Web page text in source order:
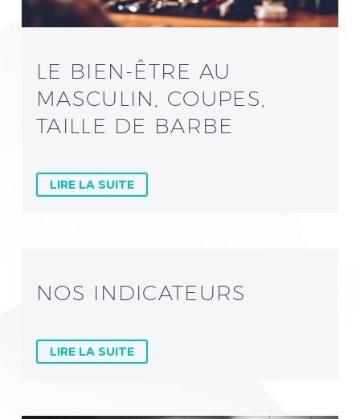
LE BIEN-ÊTRE AU
MASCULIN, COUPES,
TAILLE DE BARBE
LIRE LA SUITE
NOS INDICATEURS
LIRE LA SUITE